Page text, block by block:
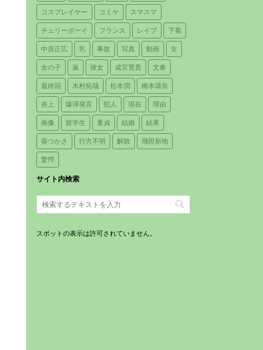
コスプレイヤー コミケ スマスマ
チェリーボーイ フランス レイプ 下着
中居正広 乳 事故 写真 動画 女
女の子 嵐 彼女 成宮寛貴 文春
最終回 木村拓哉 松本潤 橋本環奈
炎上 爆弾発言 犯人 現在 理由
画像 留学生 童貞 結婚 結果
葵つかさ 行方不明 解散 飛田新地
驚愕
サイト内検索